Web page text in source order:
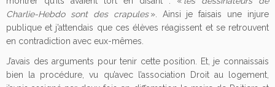
Charlie-Hebdo sont des crapules». Ainsi je faisais une injure
publique et j’attendais que ces élèves réagissent et se retrouvent
en contradiction avec eux-mêmes.
J’avais des arguments pour tenir cette position. Et, je connaissais
bien la procédure, vu qu’avec l’association Droit au logement,